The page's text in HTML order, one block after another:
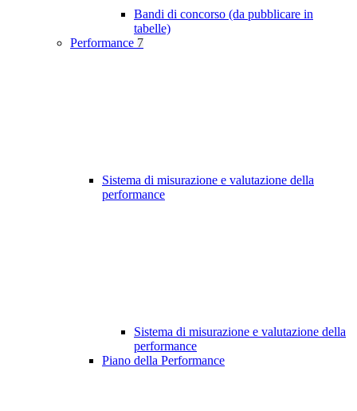
Bandi di concorso (da pubblicare in
tabelle)
Performance 7
Sistema di misurazione e valutazione della
performance
Sistema di misurazione e valutazione della
performance
Piano della Performance